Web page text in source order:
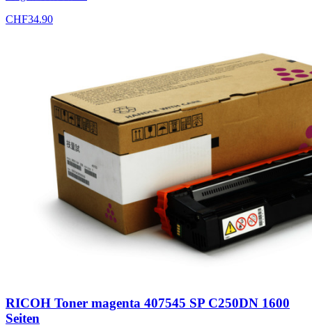
CHF34.90
RICOH Toner magenta 407545 SP C250DN 1600
Seiten